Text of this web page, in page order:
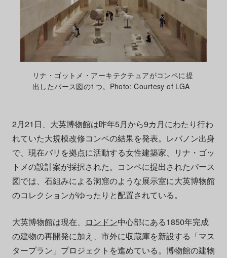
リナ・ゴットメ・アーキテクチュアがコンペに提
出したパース図の1つ。Photo: Courtesy of LGA
2月21日、 大英博物館は昨年5月から9カ月にわたり行わ
れていた大規模改修コンペの結果を発表。レバノン出身
で、現在パリを拠点に活動する女性建築家、リナ・ゴッ
トメの設計案が採択された。コンペに提出されたパース
図では、石組みによる洞窟のような展示室に大英博物館
のコレクションがゆったりと配置されている。
大英博物館は現在、 ロンドン中心部にある1850年完成
の建物の再開発に加え、市外に収蔵庫を新設する「マス
タープラン」プロジェクトを進めている。博物館の建物